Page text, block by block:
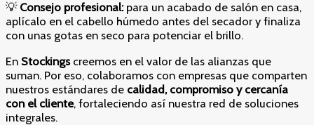
💡 Consejo profesional:para un acabado de salón en casa,
aplícalo en el cabello húmedo antes del secador y finaliza
con unas gotas en seco para potenciar el brillo.
En Stockingscreemos en el valor de las alianzas que
suman. Por eso, colaboramos con empresas que comparten
nuestros estándares de calidad, compromiso y cercanía
con el cliente, fortaleciendo así nuestra red de soluciones
integrales.